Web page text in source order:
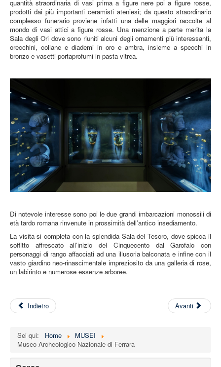
quantità straordinaria di vasi prima a figure nere poi a figure rosse,
prodotti dai più importanti ceramisti ateniesi; da questo straordinario
complesso funerario proviene infatti una delle maggiori raccolte al
mondo di vasi attici a figure rosse. Una menzione a parte merita la
Sala degli Ori dove sono riuniti alcuni degli ornamenti più interessanti,
orecchini, collane e diademi in oro e ambra, insieme a specchi in
bronzo e vasetti portaprofumi in pasta vitrea.
Di notevole interesse sono poi le due grandi imbarcazioni monossili di
età tardo romana rinvenute in prossimità dell’antico insediamento.
La visita si completa con la splendida Sala del Tesoro, dove spicca il
soffitto affrescato all’inizio del Cinquecento dal Garofalo con
personaggi di rango affacciati ad una illusoria balconata e infine con il
vasto giardino neo-rinascimentale impreziosito da una galleria di rose,
un labirinto e numerose essenze arboree.
Indietro Avanti
Sei qui: Home
MUSEI
Museo Archeologico Nazionale di Ferrara